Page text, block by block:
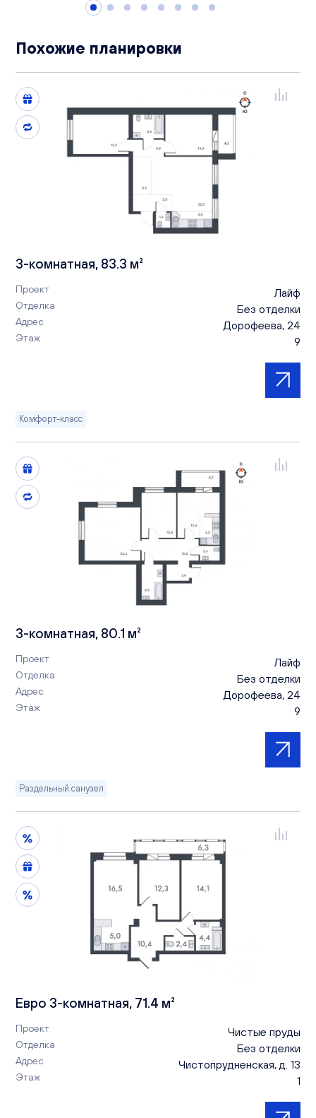
Похожие планировки
3-комнатная, 83.3 м²
Проект Лайф
Отделка Без отделки
Адрес Дорофеева, 24
Этаж 9
Комфорт-класс
3-комнатная, 80.1 м²
Проект Лайф
Отделка Без отделки
Адрес Дорофеева, 24
Этаж 9
Раздельный санузел
Евро 3-комнатная, 71.4 м²
Проект Чистые пруды
Отделка Без отделки
Адрес Чистопрудненская, д. 13
Этаж 1